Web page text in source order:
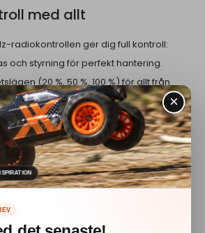
med allt
radiokontrollen ger dig full kontroll:
och styrning för perfekt hantering.
(20 %, 50 %, 100 %) för allt från
racingproffs.
Välj hur de ska lysa – eller stäng
direkt i kontrollen: Ladda bilen var
kontrollens inbyggda USB-C-uttag.
och lek
gör ditt vardagsrum till en